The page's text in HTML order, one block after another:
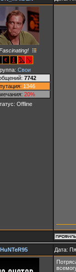
Свои
7742
1346
20%
Offline
HuNTeR95 Дата: